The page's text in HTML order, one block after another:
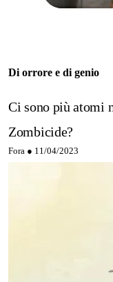
Di orrore e di genio
Ci sono più atomi
Zombicide?
Fora ● 11/04/2023